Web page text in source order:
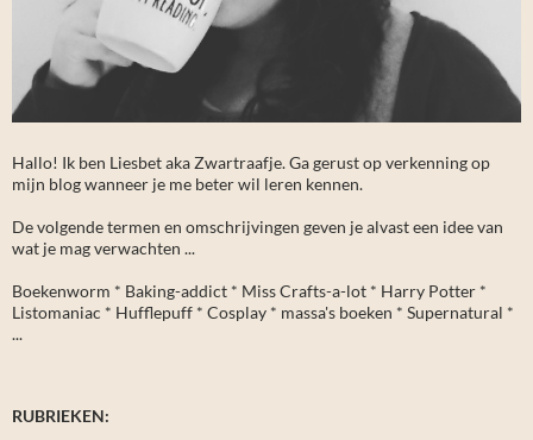
Hallo! Ik ben Liesbet aka Zwartraafje. Ga gerust op verkenning op
mijn blog wanneer je me beter wil leren kennen.
De volgende termen en omschrijvingen geven je alvast een idee van
wat je mag verwachten ...
Boekenworm * Baking-addict * Miss Crafts-a-lot * Harry Potter *
Listomaniac * Hufflepuff * Cosplay * massa's boeken * Supernatural *
...
RUBRIEKEN: